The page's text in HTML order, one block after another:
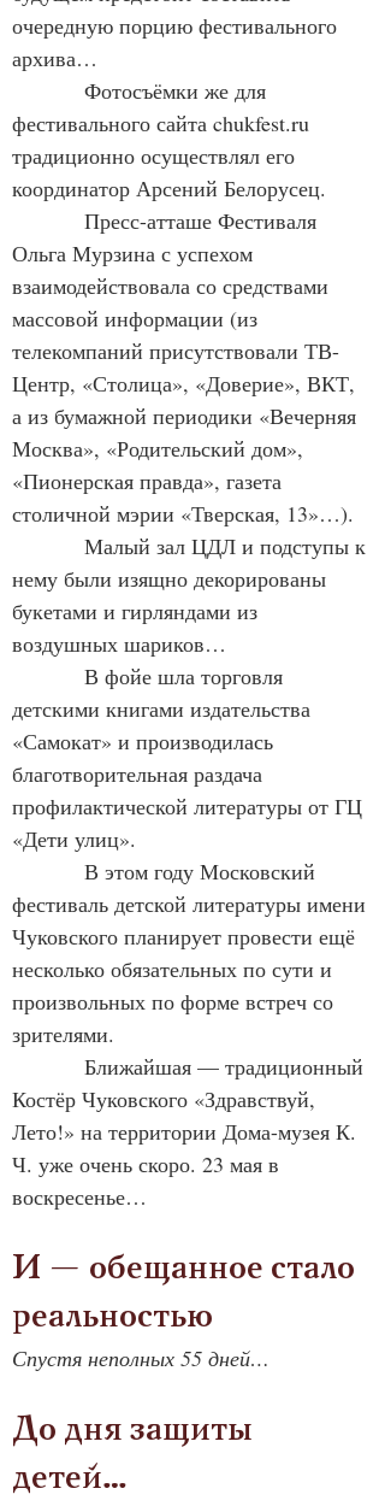
очередную порцию фестивального
архива…
фестивального сайта chukfest.ru
традиционно осуществлял его
координатор Арсений Белорусец.
Ольга Мурзина с успехом
взаимодействовала со средствами
массовой информации (из
телекомпаний присутствовали ТВ-
Центр, «Столица», «Доверие», ВКТ,
а из бумажной периодики «Вечерняя
Москва», «Родительский дом»,
«Пионерская правда», газета
столичной мэрии «Тверская, 13»…).
нему были изящно декорированы
букетами и гирляндами из
воздушных шариков…
детскими книгами издательства
«Самокат» и производилась
благотворительная раздача
профилактической литературы от ГЦ
«Дети улиц».
фестиваль детской литературы имени
Чуковского планирует провести ещё
несколько обязательных по сути и
произвольных по форме встреч со
зрителями.
Костёр Чуковского «Здравствуй,
Лето!» на территории Дома-музея К.
Ч. уже очень скоро. 23 мая в
воскресенье…
И — обещанное стало
реальностью
Спустя неполных 55 дней…
До дня защиты
детей…